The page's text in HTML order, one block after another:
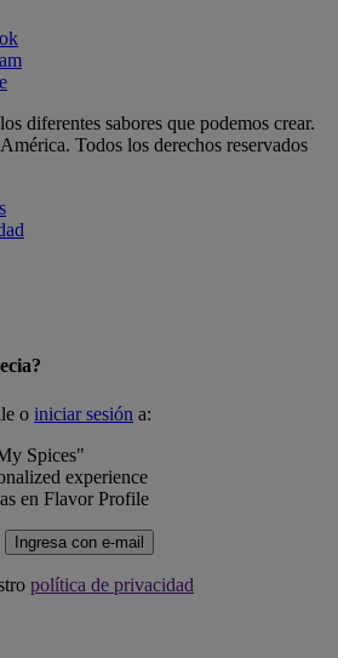
diferentes sabores que podemos crear.
Todos los derechos reservados
o iniciar sesión a:
Spices"
experience
en Flavor Profile
Ingresa con e-mail
política de privacidad